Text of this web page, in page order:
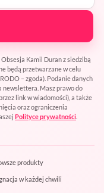
Kamil Duran z siedzibą
będą przetwarzane w celu
– zgoda). Podanie danych
newslettera. Masz prawo do
link w wiadomości), a także
oraz ograniczenia
Polityce prywatności
produkty
w każdej chwili